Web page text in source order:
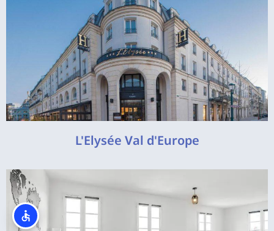
L'Elysée Val d'Europe